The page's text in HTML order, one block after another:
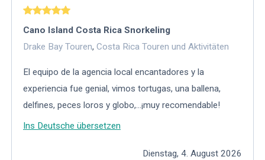
Cano Island Costa Rica Snorkeling
Drake Bay Touren, Costa Rica Touren und Aktivitäten
El equipo de la agencia local encantadores y la
experiencia fue genial, vimos tortugas, una ballena,
delfines, peces loros y globo,…¡muy recomendable!
Ins Deutsche übersetzen
Dienstag, 4. August 2026